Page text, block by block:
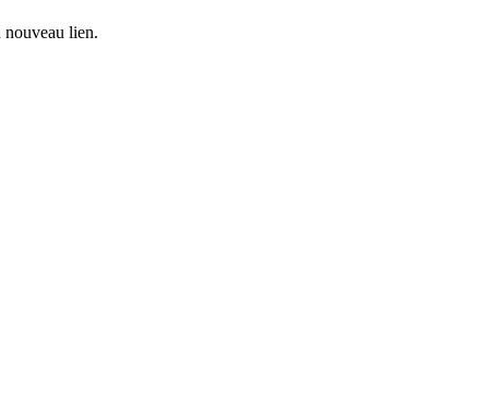
nouveau lien.